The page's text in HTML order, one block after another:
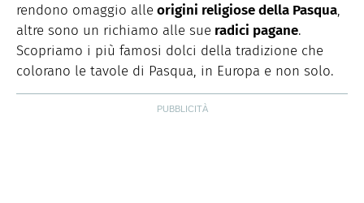
rendono omaggio alle origini religiose della Pasqua,
altre sono un richiamo alle sue radici pagane.
Scopriamo i più famosi dolci della tradizione che
colorano le tavole di Pasqua, in Europa e non solo.